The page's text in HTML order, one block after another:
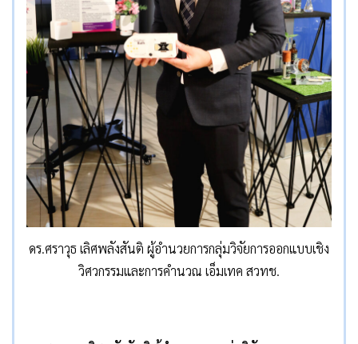
ดร.ศราวุธ เลิศพลังสันติ ผู้อำนวยการกลุ่มวิจัยการออกแบบเชิง
วิศวกรรมและการคำนวณ เอ็มเทค สวทช.